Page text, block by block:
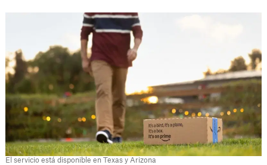
El servicio está disponible en Texas y Arizona